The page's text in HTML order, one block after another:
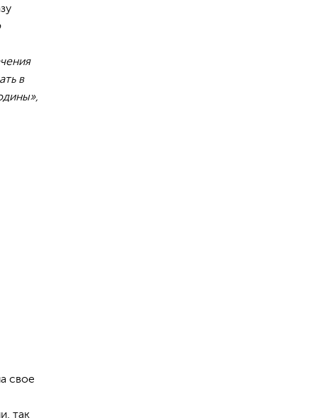
в
свое
так